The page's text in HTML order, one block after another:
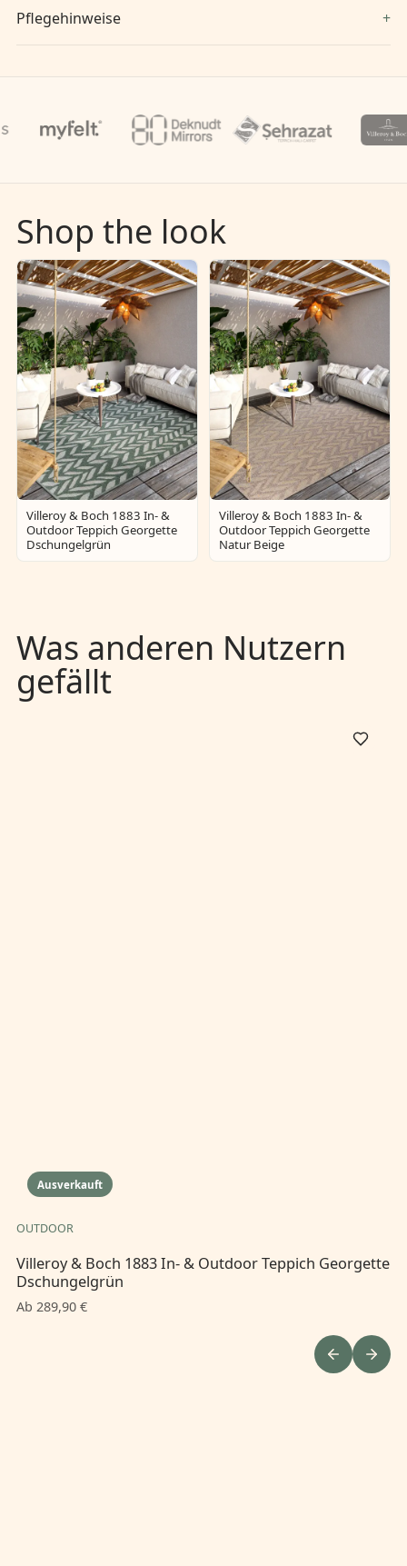
Pflegehinweise
Shop the look
Villeroy & Boch 1883 In- &
Outdoor Teppich Georgette
Dschungelgrün
Villeroy & Boch 1883 In- &
Outdoor Teppich Georgette
Natur Beige
Was anderen Nutzern
gefällt
Ausverkauft
OUTDOOR
Villeroy & Boch 1883 In- & Outdoor Teppich Georgette
Dschungelgrün
Ab 289,90 €